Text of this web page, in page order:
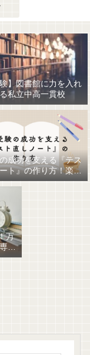
験】図書館に力を入れ
私立中高一貫校
成功を支える『テス
ト』の作り方！楽に
最強おすすめ文房具
万
用
ま